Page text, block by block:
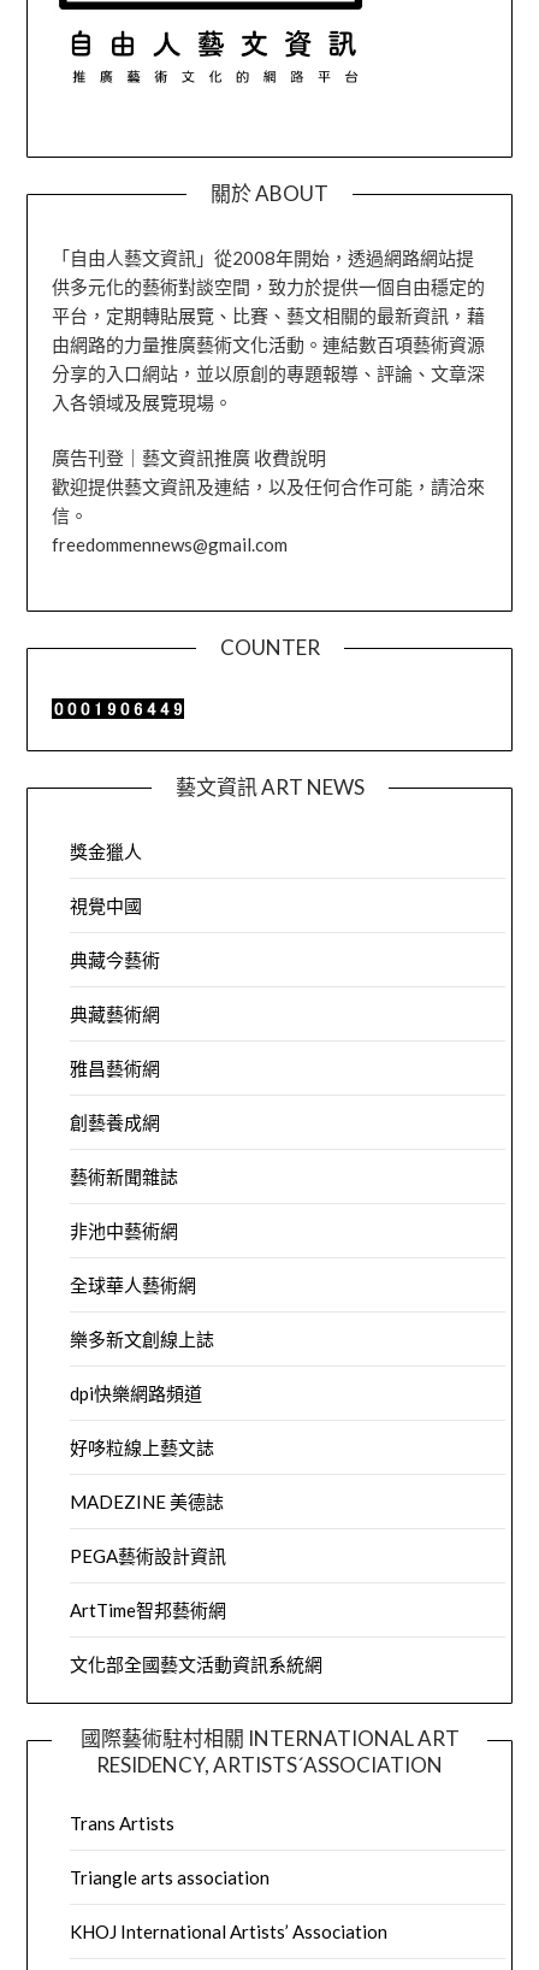
關於 ABOUT
「自由人藝文資訊」從2008年開始，透過網路網站提
供多元化的藝術對談空間，致力於提供一個自由穩定的
平台，定期轉貼展覽、比賽、藝文相關的最新資訊，藉
由網路的力量推廣藝術文化活動。連結數百項藝術資源
分享的入口網站，並以原創的專題報導、評論、文章深
入各領域及展覽現場。
廣告刊登｜藝文資訊推廣 收費說明
歡迎提供藝文資訊及連結，以及任何合作可能，請洽來
信。
freedommennews@gmail.com
COUNTER
藝文資訊 ART NEWS
獎金獵人
視覺中國
典藏今藝術
典藏藝術網
雅昌藝術網
創藝養成網
藝術新聞雜誌
非池中藝術網
全球華人藝術網
樂多新文創線上誌
dpi快樂網路頻道
好哆粒線上藝文誌
MADEZINE 美德誌
PEGA藝術設計資訊
ArtTime智邦藝術網
文化部全國藝文活動資訊系統網
國際藝術駐村相關 INTERNATIONAL ART
RESIDENCY, ARTISTS´ASSOCIATION
Trans Artists
Triangle arts association
KHOJ International Artists’ Association